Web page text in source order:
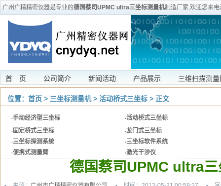
广州广精精密仪器是专业的德国蔡司UPMC ultra三坐标测量机制造厂家,欢迎您来电
支持和安装维
首 页 公司简介 新闻活动 产品展示 三维扫描测
位置： 首页 > 三坐标测量机> 活动桥式三坐标 > 正文
·手动经济型三坐标 ·活动桥式三坐标
·固定桥式三坐标 ·龙门式三坐标
·三坐标探测系统 ·三坐标软件系统
·便携式测量臂 ·激光干涉仪
德国蔡司UPMC ultra